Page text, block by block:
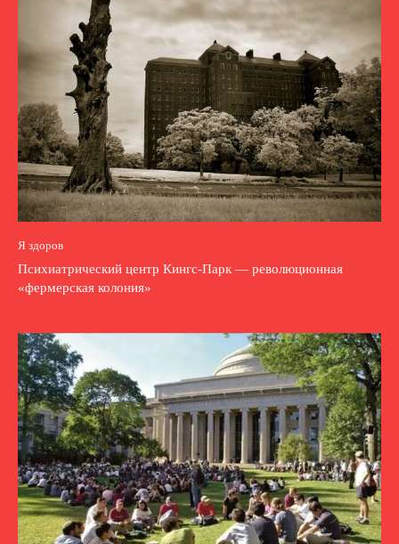
Я здоров
Психиатрический центр Кингс-Парк — революционная
«фермерская колония»